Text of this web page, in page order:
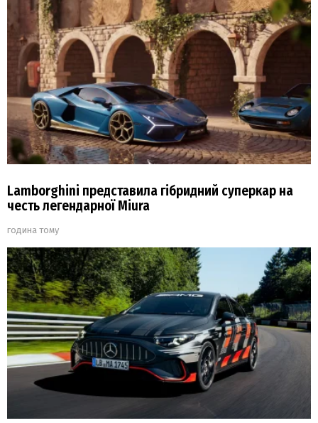
Lamborghini представила гібридний суперкар на
честь легендарної Miura
година тому